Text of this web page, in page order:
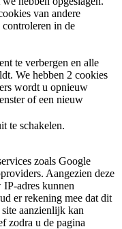
van andere
in de
te verbergen en alle
We hebben 2 cookies
wordt u opnieuw
of een nieuw
te schakelen.
zoals Google
Aangezien deze
adres kunnen
er rekening mee dat dit
aanzienlijk kan
zodra u de pagina